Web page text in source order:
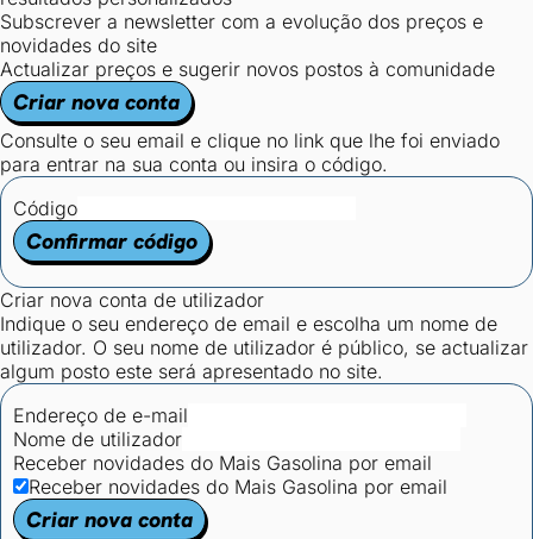
Subscrever a newsletter com a evolução dos preços e
novidades do site
Actualizar preços e sugerir novos postos à comunidade
Criar nova conta
Consulte o seu email e clique no link que lhe foi enviado
para entrar na sua conta ou insira o código.
Código
Confirmar código
Criar nova conta de utilizador
Indique o seu endereço de email e escolha um nome de
utilizador. O seu nome de utilizador é público, se actualizar
algum posto este será apresentado no site.
Endereço de e-mail
Nome de utilizador
Receber novidades do Mais Gasolina por email
Receber novidades do Mais Gasolina por email
Criar nova conta